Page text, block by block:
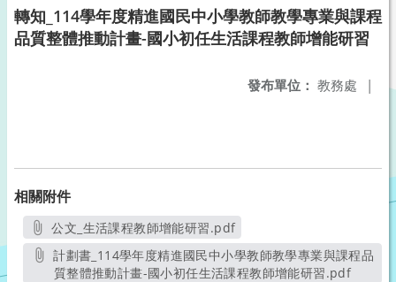
轉知_114學年度精進國民中小學教師教學專業與課程
品質整體推動計畫-國小初任生活課程教師增能研習
發布單位： 教務處 |
相關附件
公文_生活課程教師增能研習.pdf
另開新視窗
計劃書_114學年度精進國民中小學教師教學專業與課程品
質整體推動計畫-國小初任生活課程教師增能研習.pdf另開新